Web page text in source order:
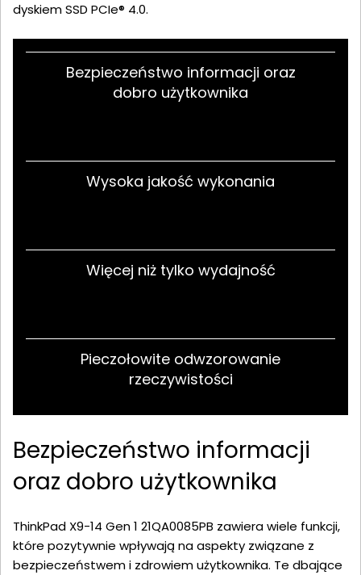
dyskiem SSD PCIe® 4.0.
Bezpieczeństwo informacji oraz
dobro użytkownika
Wysoka jakość wykonania
Więcej niż tylko wydajność
Pieczołowite odwzorowanie
rzeczywistości
Bezpieczeństwo informacji
oraz dobro użytkownika
ThinkPad X9-14 Gen 1 21QA0085PB zawiera wiele funkcji,
które pozytywnie wpływają na aspekty związane z
bezpieczeństwem i zdrowiem użytkownika. Te dbające